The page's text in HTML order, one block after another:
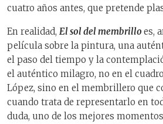
cuatro años antes, que pretende
En realidad, El sol del membrilloes,
película sobre la pintura, una
el paso del tiempo y la
el auténtico milagro, no en el
López, sino en el membrillero que
cuando trata de representarlo en
duda, uno de los mejores